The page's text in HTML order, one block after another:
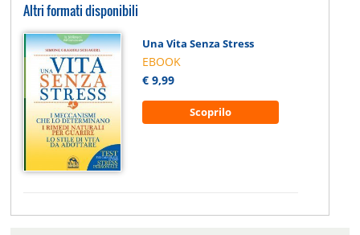
Altri formati disponibili
Una Vita Senza Stress
EBOOK
€ 9,99
Scoprilo